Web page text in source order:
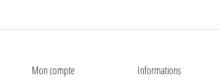
Mon compte Informations